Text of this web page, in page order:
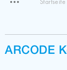
Startseite
ARCODE